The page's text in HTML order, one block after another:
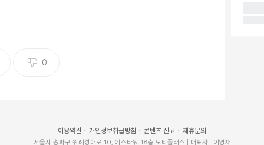
지만, 매달 현금이 주머니에 들어오는 장점 덕에 인
0
이용약관 개인정보취급방침 콘텐츠 신고 제휴문의
서울시 송파구 위례성대로 10, 에스타워 18층 노티플러스 | 대표자 : 이영재